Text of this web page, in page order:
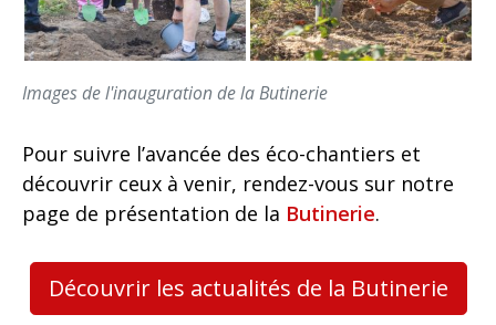
Images de l'inauguration de la Butinerie
Pour suivre l’avancée des éco-chantiers et
découvrir ceux à venir, rendez-vous sur notre
page de présentation de la Butinerie.
Découvrir les actualités de la Butinerie